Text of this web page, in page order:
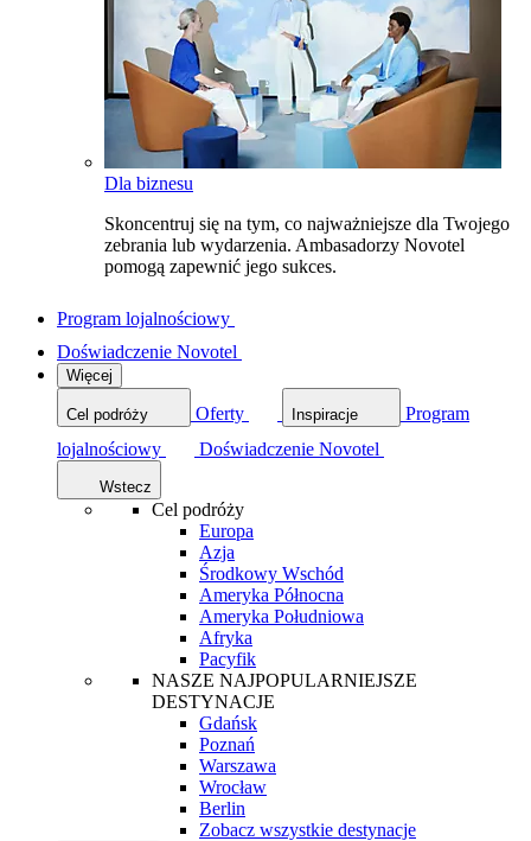
Dla biznesu
Skoncentruj się na tym, co najważniejsze dla Twojego
zebrania lub wydarzenia. Ambasadorzy Novotel
pomogą zapewnić jego sukces.
Program lojalnościowy
Doświadczenie Novotel
Więcej
Cel podróży Oferty Inspiracje
Program
lojalnościowy
Doświadczenie Novotel
Wstecz
Cel podróży
Europa
Azja
Środkowy Wschód
Ameryka Północna
Ameryka Południowa
Afryka
Pacyfik
NASZE NAJPOPULARNIEJSZE
DESTYNACJE
Gdańsk
Poznań
Warszawa
Wrocław
Berlin
Zobacz wszystkie destynacje